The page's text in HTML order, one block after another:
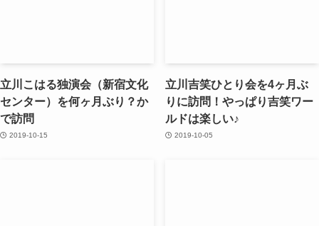
立川こはる独演会（新宿文化
センター）を何ヶ月ぶり？か
で訪問
2019-10-15
立川吉笑ひとり会を4ヶ月ぶ
りに訪問！やっぱり吉笑ワー
ルドは楽しい♪
2019-10-05